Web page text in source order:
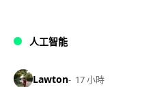
人工智能
Lawton 17 小時